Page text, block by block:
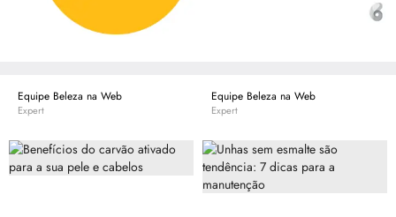
Equipe Beleza na Web
Expert
Equipe Beleza na Web
Expert